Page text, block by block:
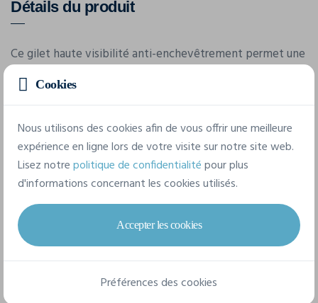
Détails du produit
Ce gilet haute visibilité anti-enchevêtrement permet une
sécurité, le bricolage, le secteur ferroviaire et le métro,
etc.
Caractéristiques
Marque
Yoko
Référence
Cookies
Nous utilisons des cookies afin de vous offrir une meilleure
expérience en ligne lors de votre visite sur notre site web.
Lisez notrepolitique de confidentialitépour plus
d'informations concernant les cookies utilisés.
Accepter les cookies
Préférences des cookies